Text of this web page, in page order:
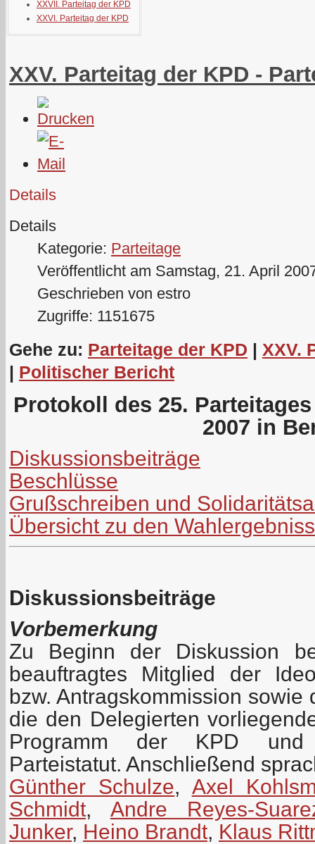
XXVII. Parteitag der KPD
XXVI. Parteitag der KPD
XXV. Parteitag der KPD -
Details
Details
Kategorie: Parteitage
Veröffentlicht am Samstag, 21. April
Geschrieben von estro
Zugriffe: 1151675
Gehe zu: Parteitage der KPD | XXV.
| Politischer Bericht
Protokoll des 25.
2007 in
Diskussionsbeiträge
Beschlüsse
Grußschreiben und
Übersicht zu den
Diskussionsbeiträge
Vorbemerkung
Zu Beginn der Diskussion
beauftragtes Mitglied der
bzw. Antragskommission sowie
die den Delegierten
Programm der KPD und
Parteistatut. Anschließend
Günther Schulze, Axel
Schmidt, Andre Reyes-
Junker, Heino Brandt, Klaus